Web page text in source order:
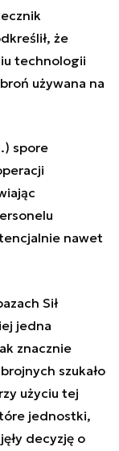
że
technologii
używana na
spore
nawet
Sił
jedna
znacznie
szukało
użyciu tej
jednostki,
decyzję o